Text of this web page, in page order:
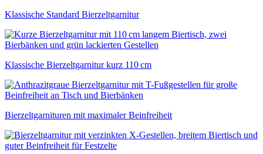
Klassische Standard Bierzeltgarnitur
Klassische Bierzeltgarnitur kurz 110 cm
Bierzeltgarnituren mit maximaler Beinfreiheit